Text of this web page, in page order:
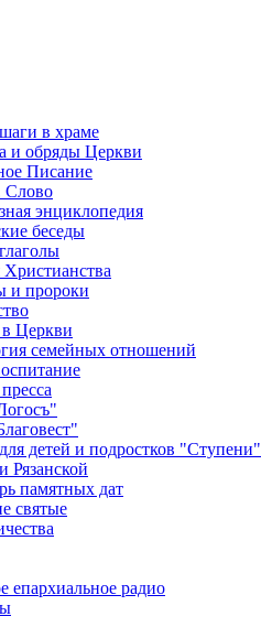
в храме
и обряды Церкви
Писание
Слово
энциклопедия
беседы
и пророки
Церкви
семейных отношений
детей и подростков "Ступени"
Рязанской
памятных дат
святые
епархиальное радио